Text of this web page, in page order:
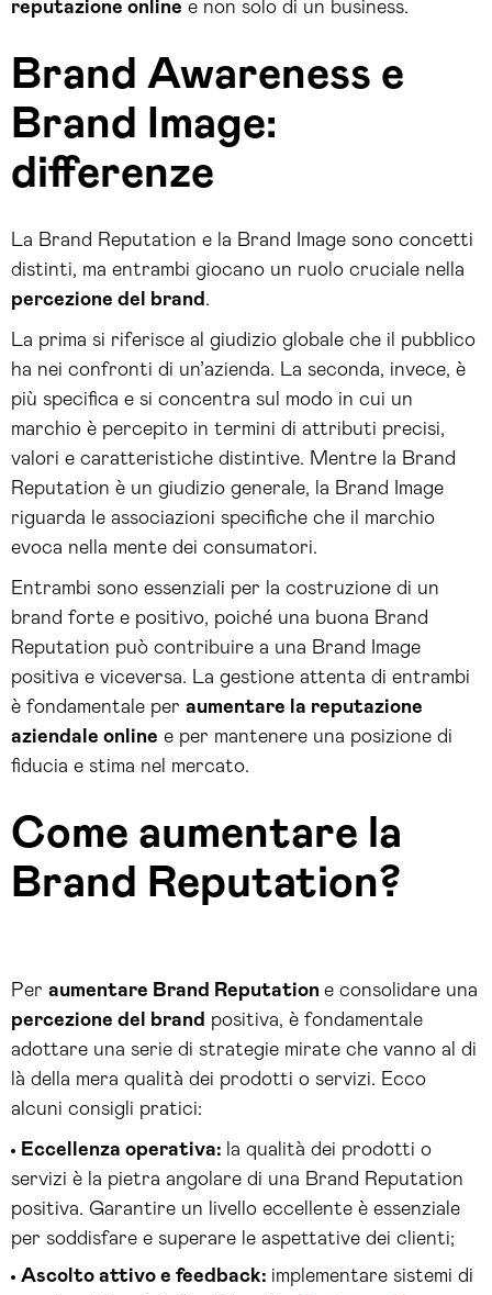
reputazione online e non solo di un business.
Brand Awareness e
Brand Image:
differenze
La Brand Reputation e la Brand Image sono concetti
distinti, ma entrambi giocano un ruolo cruciale nella
percezione del brand .
La prima si riferisce al giudizio globale che il pubblico
ha nei confronti di un’azienda. La seconda, invece, è
più specifica e si concentra sul modo in cui un
marchio è percepito in termini di attributi precisi,
valori e caratteristiche distintive. Mentre la Brand
Reputation è un giudizio generale, la Brand Image
riguarda le associazioni specifiche che il marchio
evoca nella mente dei consumatori.
Entrambi sono essenziali per la costruzione di un
brand forte e positivo, poiché una buona Brand
Reputation può contribuire a una Brand Image
positiva e viceversa. La gestione attenta di entrambi
è fondamentale per aumentare la reputazione
aziendale online e per mantenere una posizione di
fiducia e stima nel mercato.
Come aumentare la
Brand Reputation?
Per aumentare Brand Reputation e consolidare una
percezione del brand positiva, è fondamentale
adottare una serie di strategie mirate che vanno al di
là della mera qualità dei prodotti o servizi. Ecco
alcuni consigli pratici:
Eccellenza operativa: la qualità dei prodotti o
servizi è la pietra angolare di una Brand Reputation
positiva. Garantire un livello eccellente è essenziale
per soddisfare e superare le aspettative dei clienti;
Ascolto attivo e feedback: implementare sistemi di